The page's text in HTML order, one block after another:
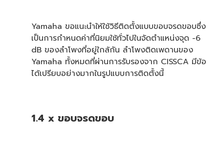
Yamaha ขอแนะนำให้ใช้วิธีติดตั้งแบบขอบจรดขอบซึ่ง
เป็นการกำหนดค่าที่นิยมใช้ทั่วไปในจัดตำแหน่งจุด -6
dB ของลำโพงที่อยู่ใกล้กัน ลำโพงติดเพดานของ
Yamaha ทั้งหมดที่ผ่านการรับรองจาก CISSCA มีข้อ
ได้เปรียบอย่างมากในรูปแบบการติดตั้งนี้
1.4 x ขอบจรดขอบ